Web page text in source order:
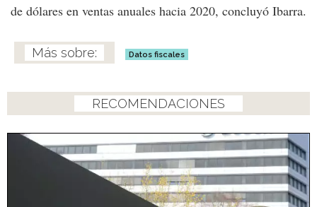
de dólares en ventas anuales hacia 2020, concluyó Ibarra.
Datos fiscales
RECOMENDACIONES